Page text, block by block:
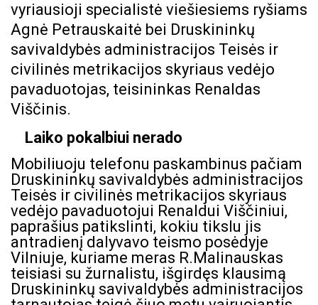
vyriausioji specialistė viešiesiems ryšiams
Agnė Petrauskaitė bei Druskininkų
savivaldybės administracijos Teisės ir
civilinės metrikacijos skyriaus vedėjo
pavaduotojas, teisininkas Renaldas
Viščinis.
Laiko pokalbiui nerado
Mobiliuoju telefonu paskambinus pačiam
Druskininkų savivaldybės administracijos
Teisės ir civilinės metrikacijos skyriaus
vedėjo pavaduotojui Renaldui Viščiniui,
paprašius patikslinti, kokiu tikslu jis
antradienį dalyvavo teismo posėdyje
Vilniuje, kuriame meras R.Malinauskas
teisiasi su žurnalistu, išgirdęs klausimą
Druskininkų savivaldybės administracijos